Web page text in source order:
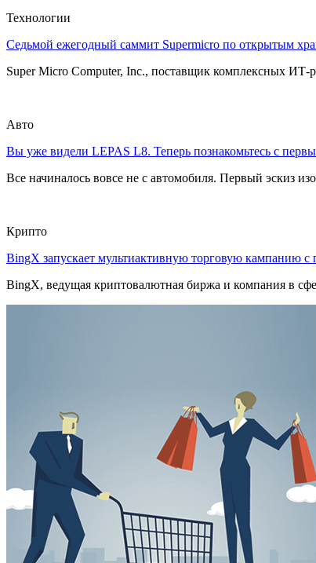
Технологии
Седьмой ежегодный саммит Supermicro по открытым
Super Micro Computer, Inc., поставщик комплексных
Авто
Вы уже видели LEPAS L8. Теперь познакомьтесь с
Все начиналось вовсе не с автомобиля. Первый эскиз
Крипто
BingX запускает мультиактивную торговую
BingX, ведущая криптовалютная биржа и компания в